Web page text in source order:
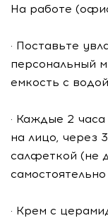
На работе
· Поставьте
персональный
емкость с
· Каждые 2
на лицо, через
салфеткой (не
· Крем с